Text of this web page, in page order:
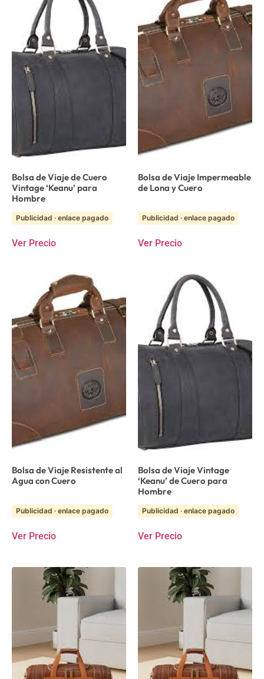
Bolsa de Viaje de Cuero
Vintage ‘Keanu’ para
Hombre
Publicidad · enlace pagado
Ver Precio
Bolsa de Viaje Impermeable
de Lona y Cuero
Publicidad · enlace pagado
Ver Precio
Bolsa de Viaje Resistente al
Agua con Cuero
Publicidad · enlace pagado
Ver Precio
Bolsa de Viaje Vintage
‘Keanu’ de Cuero para
Hombre
Publicidad · enlace pagado
Ver Precio